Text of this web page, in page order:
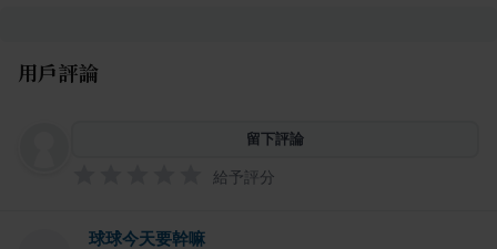
用戶評論
留下評論
給予評分
球球今天要幹嘛